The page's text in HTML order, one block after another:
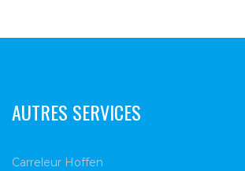
AUTRES SERVICES
Carreleur Hoffen